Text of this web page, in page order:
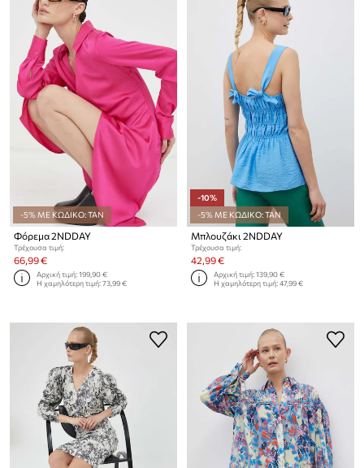
-5% ΜΕ ΚΩΔΙΚΟ: TAN
Φόρεμα 2NDDAY
Τρέχουσα τιμή:
66,99 €
Αρχική τιμή:199,90 €
Η χαμηλότερη τιμή:73,99 €
-10%
-5% ΜΕ ΚΩΔΙΚΟ: TAN
Μπλουζάκι 2NDDAY
Τρέχουσα τιμή:
42,99 €
Αρχική τιμή:139,90 €
Η χαμηλότερη τιμή:47,99 €